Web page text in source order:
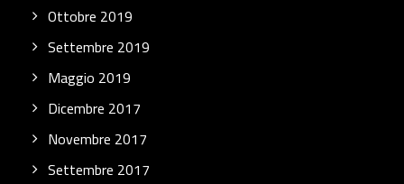
Ottobre 2019
Settembre 2019
Maggio 2019
Dicembre 2017
Novembre 2017
Settembre 2017